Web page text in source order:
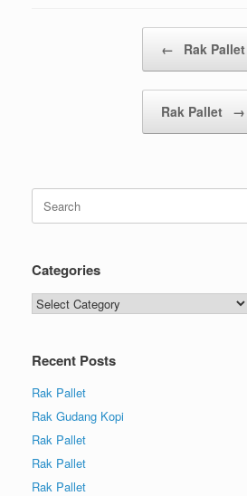
← Rak Pallet
Rak Pallet →
Categories
Recent Posts
Rak Pallet
Rak Gudang Kopi
Rak Pallet
Rak Pallet
Rak Pallet